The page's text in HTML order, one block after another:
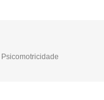
Psicomotricidade